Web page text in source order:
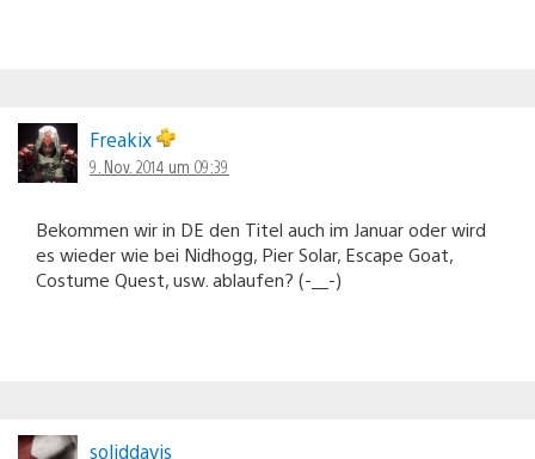
Freakix
9. Nov. 2014 um 09:39
Bekommen wir in DE den Titel auch im Januar oder wird
es wieder wie bei Nidhogg, Pier Solar, Escape Goat,
Costume Quest, usw. ablaufen? (-__-)
soliddavis